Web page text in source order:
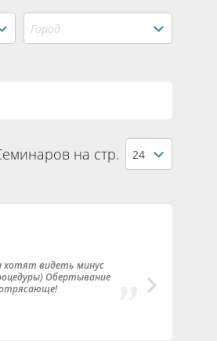
Город
на стр. 24
хотят видеть минус
Обертывание